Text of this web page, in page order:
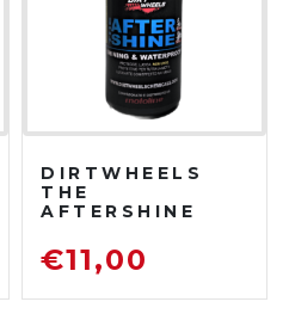
DIRTWHEELS
THE
AFTERSHINE
PROTETTIVO
LUCIDANTE
€11,00